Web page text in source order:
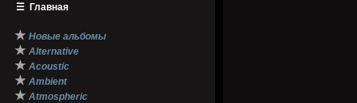
☰ Главная
★ Новые альбомы
★ Alternative
★ Acoustic
★ Ambient
★ Atmospheric